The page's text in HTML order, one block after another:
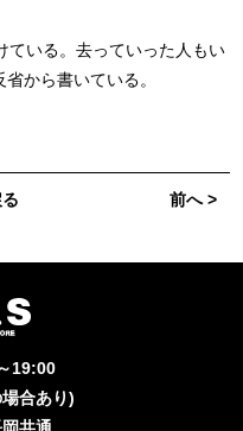
ている。去っていった人もい
から書いている。
前へ >
19:00
合あり)